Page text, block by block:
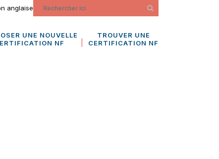
anglaise
UNE NOUVELLE
NF
TROUVER UNE
CERTIFICATION NF